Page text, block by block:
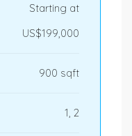
Starting at
US$199,000
900 sqft
1, 2